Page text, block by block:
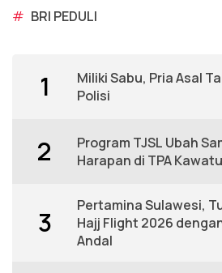
# BRI PEDULI
1
Miliki Sabu, Pria Asal
Polisi
2
Program TJSL Ubah
Harapan di TPA
3
Pertamina Sulawesi,
Hajj Flight 2026
Andal